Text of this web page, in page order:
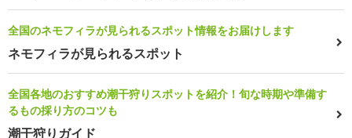
全国のネモフィラが見られるスポット情報をお届けします
ネモフィラが見られるスポット
全国各地のおすすめ潮干狩りスポットを紹介！旬な時期や準備す
るもの採り方のコツも
潮干狩りガイド